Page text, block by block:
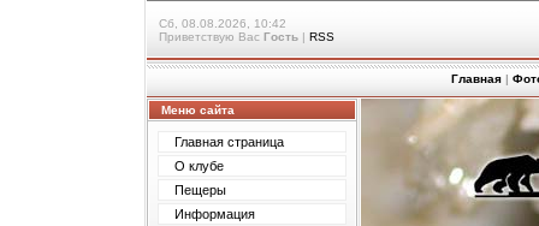
Сб, 08.08.2026, 10:42
Приветствую Вас Гость | RSS
Главная |
Меню сайта
Главная страница
О клубе
Пещеры
Информация